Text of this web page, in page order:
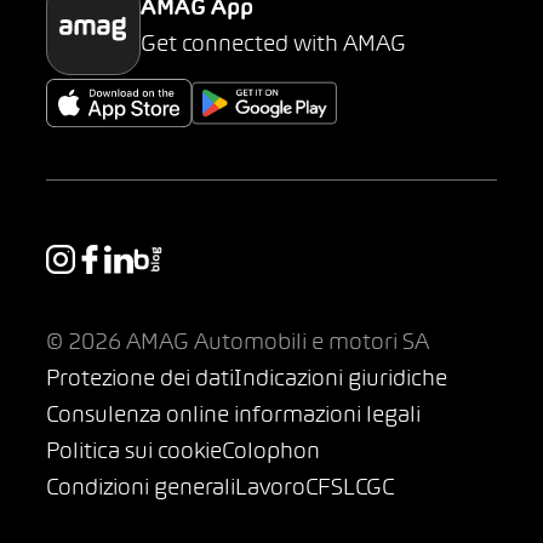
AMAG App
Get connected with AMAG
© 2026 AMAG Automobili e motori SA
Protezione dei datiIndicazioni giuridiche
Consulenza online informazioni legali
Politica sui cookieColophon
Condizioni generaliLavoroCFSLCGC